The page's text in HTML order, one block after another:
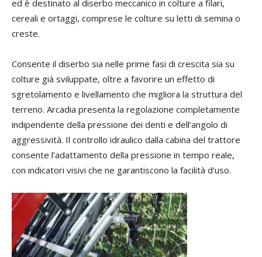
ed è destinato al diserbo meccanico in colture a filari,
cereali e ortaggi, comprese le colture su letti di semina o
creste.
Consente il diserbo sia nelle prime fasi di crescita sia su
colture già sviluppate, oltre a favorire un effetto di
sgretolamento e livellamento che migliora la struttura del
terreno. Arcadia presenta la regolazione completamente
indipendente della pressione dei denti e dell’angolo di
aggressività. Il controllo idraulico dalla cabina del trattore
consente l’adattamento della pressione in tempo reale,
con indicatori visivi che ne garantiscono la facilità d’uso.